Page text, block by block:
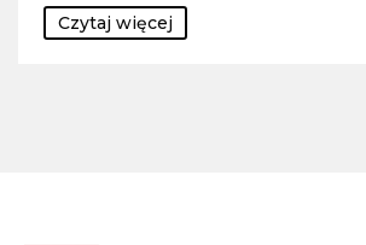
Czytaj więcej